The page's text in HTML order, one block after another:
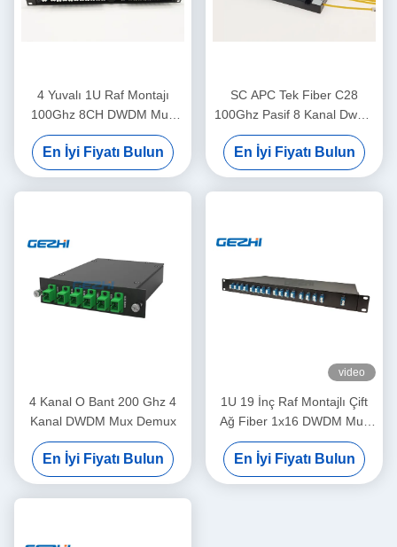
4 Yuvalı 1U Raf Montajı
100Ghz 8CH DWDM Mux
Demux Modülü
En İyi Fiyatı Bulun
SC APC Tek Fiber C28
100Ghz Pasif 8 Kanal Dwdm
Mux
En İyi Fiyatı Bulun
4 Kanal O Bant 200 Ghz 4
Kanal DWDM Mux Demux
En İyi Fiyatı Bulun
video
1U 19 İnç Raf Montajlı Çift
Ağ Fiber 1x16 DWDM Mux
Demux
En İyi Fiyatı Bulun